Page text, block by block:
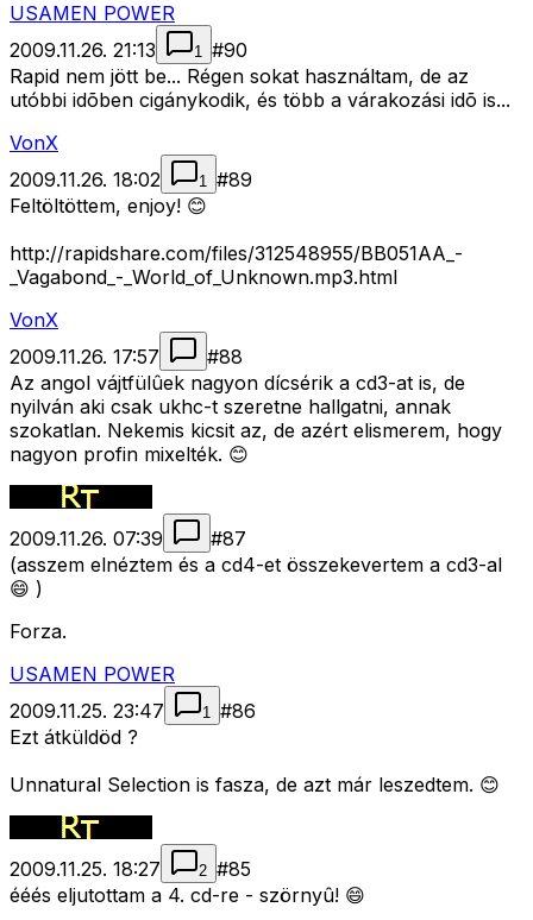
USAMEN POWER
2009.11.26. 21:13
1 #90
Rapid nem jött be... Régen sokat használtam, de az
utóbbi idõben cigánykodik, és több a várakozási idõ is...
VonX
2009.11.26. 18:02
1 #89
Feltöltöttem, enjoy! 😊
http://rapidshare.com/files/312548955/BB051AA_-
_Vagabond_-_World_of_Unknown.mp3.html
VonX
2009.11.26. 17:57
#88
Az angol vájtfülûek nagyon dícsérik a cd3-at is, de
nyilván aki csak ukhc-t szeretne hallgatni, annak
szokatlan. Nekemis kicsit az, de azért elismerem, hogy
nagyon profin mixelték. 😊
2009.11.26. 07:39 #87
(asszem elnéztem és a cd4-et összekevertem a cd3-al
😄 )
Forza.
USAMEN POWER
2009.11.25. 23:47
1 #86
Ezt átküldöd ?
Unnatural Selection is fasza, de azt már leszedtem. 😊
2009.11.25. 18:27 2 #85
ééés eljutottam a 4. cd-re - szörnyû! 😄